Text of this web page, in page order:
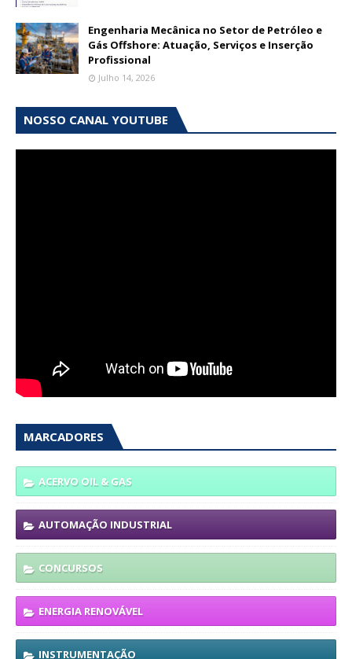
Engenharia Mecânica no Setor de Petróleo e
Gás Offshore: Atuação, Serviços e Inserção
Profissional
Julho 14, 2026
NOSSO CANAL YOUTUBE
MARCADORES
ACERVO OIL & GAS
AUTOMAÇÃO INDUSTRIAL
CONCURSOS
ENERGIA RENOVÁVEL
INSTRUMENTAÇÃO